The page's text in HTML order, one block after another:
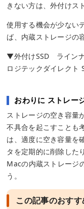
きない方は、外付けス
使用する機会が少ない
ば、内蔵ストレージの
▼外付けSSD ライン
ロジテックダイレクト
おわりに ストレー
ストレージの空き容量
不具合を起こすことも
は、適度に空き容量を
タを定期的に削除した
Macの内蔵ストレージ
う。
この記事のおす